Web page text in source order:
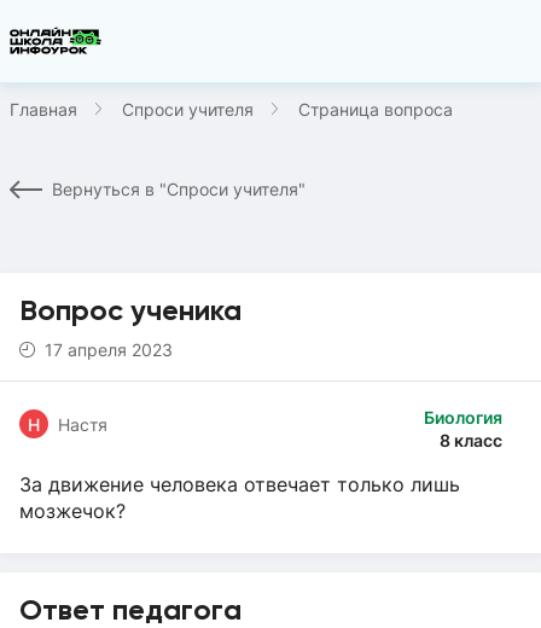
Главная Спроси учителя Страница вопроса
Вернуться в "Спроси учителя"
Вопрос ученика
17 апреля 2023
Биология
8 класс
Н Настя
За движение человека отвечает только лишь
мозжечок?
Ответ педагога